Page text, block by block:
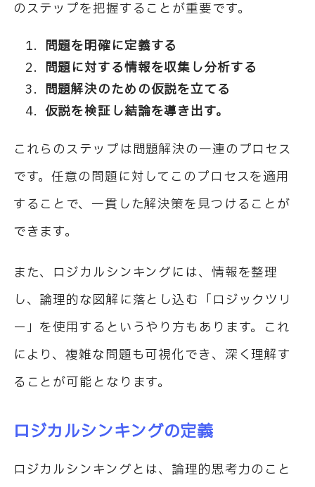
のステップを把握することが重要です。
問題を明確に定義する
問題に対する情報を収集し分析する
問題解決のための仮説を立てる
仮説を検証し結論を導き出す。
これらのステップは問題解決の一連のプロセス
です。任意の問題に対してこのプロセスを適用
することで、一貫した解決策を見つけることが
できます。
また、ロジカルシンキングには、情報を整理
し、論理的な図解に落とし込む「ロジックツリ
ー」を使用するというやり方もあります。これ
により、複雑な問題も可視化でき、深く理解す
ることが可能となります。
ロジカルシンキングの定義
ロジカルシンキングとは、論理的思考力のこと